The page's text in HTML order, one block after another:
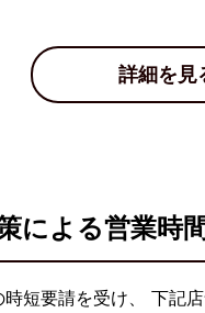
詳細を見
による営業時
短要請を受け、 下記